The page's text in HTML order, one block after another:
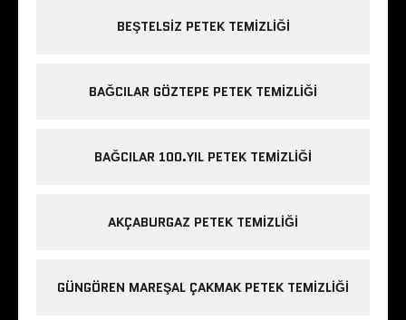
BEŞTELSIZ PETEK TEMIZLIĞI
BAĞCILAR GÖZTEPE PETEK TEMIZLIĞI
BAĞCILAR 100.YIL PETEK TEMIZLIĞI
AKÇABURGAZ PETEK TEMIZLIĞI
GÜNGÖREN MAREŞAL ÇAKMAK PETEK TEMIZLIĞI